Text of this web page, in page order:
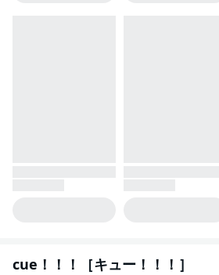
cue！！！［キュー！！！］